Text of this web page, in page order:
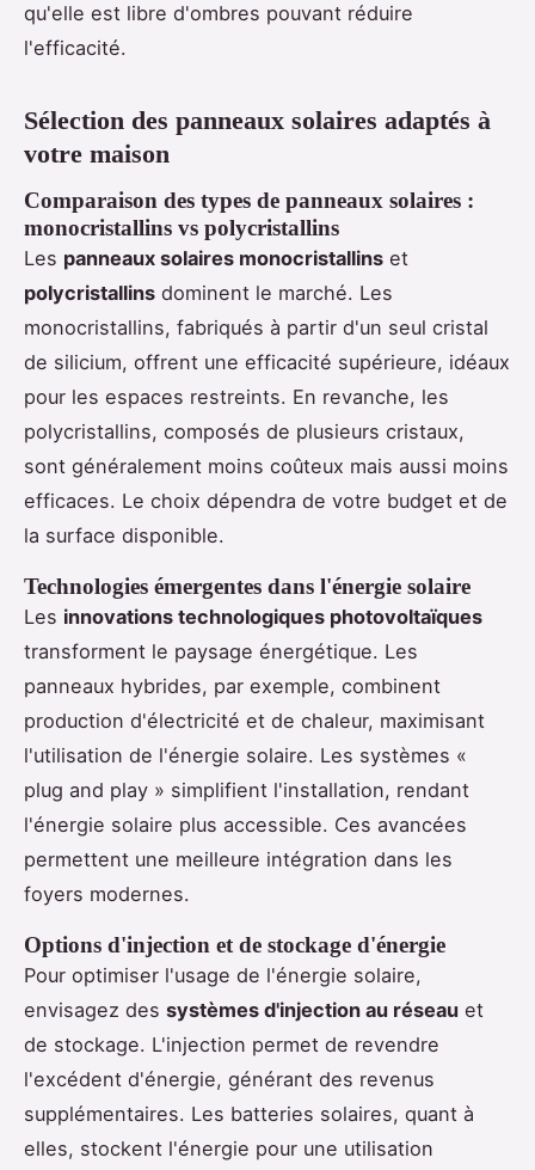
qu'elle est libre d'ombres pouvant réduire
l'efficacité.
Sélection des panneaux solaires adaptés à
votre maison
Comparaison des types de panneaux solaires :
monocristallins vs polycristallins
Les panneaux solaires monocristallins et
polycristallins dominent le marché. Les
monocristallins, fabriqués à partir d'un seul cristal
de silicium, offrent une efficacité supérieure, idéaux
pour les espaces restreints. En revanche, les
polycristallins, composés de plusieurs cristaux,
sont généralement moins coûteux mais aussi moins
efficaces. Le choix dépendra de votre budget et de
la surface disponible.
Technologies émergentes dans l'énergie solaire
Les innovations technologiques photovoltaïques
transforment le paysage énergétique. Les
panneaux hybrides, par exemple, combinent
production d'électricité et de chaleur, maximisant
l'utilisation de l'énergie solaire. Les systèmes «
plug and play » simplifient l'installation, rendant
l'énergie solaire plus accessible. Ces avancées
permettent une meilleure intégration dans les
foyers modernes.
Options d'injection et de stockage d'énergie
Pour optimiser l'usage de l'énergie solaire,
envisagez des systèmes d'injection au réseau et
de stockage. L'injection permet de revendre
l'excédent d'énergie, générant des revenus
supplémentaires. Les batteries solaires, quant à
elles, stockent l'énergie pour une utilisation